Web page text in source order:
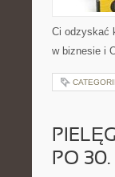
Ci odzyskać
w biznesie i
PO